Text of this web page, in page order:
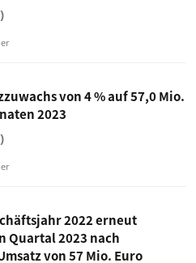
von 4 % auf 57,0 Mio.
2023
2022 erneut
Quartal 2023 nach
von 57 Mio. Euro